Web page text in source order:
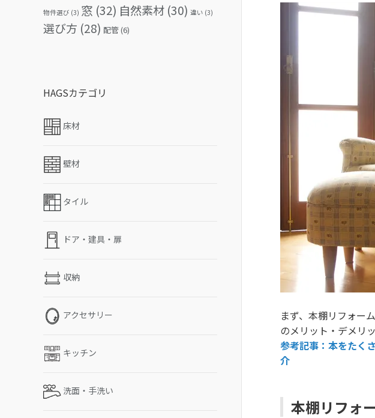
まず、本棚リフォー
のメリット・デメリ
参考記事：本をたく
介
本棚リフォ
物件選び (3) 窓 (32) 自然素材 (30) 違い (3)
選び方 (28) 配管(6)
HAGSカテゴリ
床材
壁材
タイル
ドア・建具・扉
収納
アクセサリー
キッチン
洗面・手洗い